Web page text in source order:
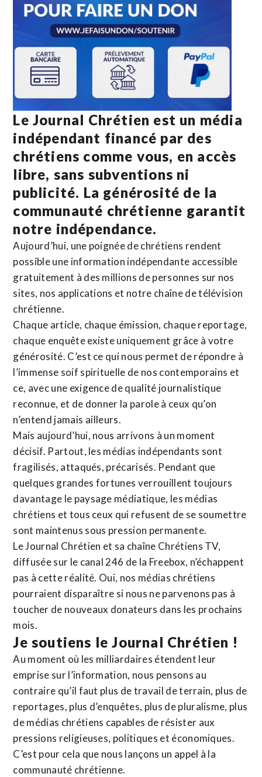
Le Journal Chrétien est un média
indépendant financé par des
chrétiens comme vous, en accès
libre, sans subventions ni
publicité. La générosité de la
communauté chrétienne garantit
notre indépendance.
Aujourd’hui, une poignée de chrétiens rendent
possible une information indépendante accessible
gratuitement à des millions de personnes sur nos
sites, nos applications et notre chaîne de télévision
chrétienne.
Chaque article, chaque émission, chaque reportage,
chaque enquête existe uniquement grâce à votre
générosité. C’est ce qui nous permet de répondre à
l’immense soif spirituelle de nos contemporains et
ce, avec une exigence de qualité journalistique
reconnue, et de donner la parole à ceux qu’on
n’entend jamais ailleurs.
Mais aujourd’hui, nous arrivons à un moment
décisif. Partout, les médias indépendants sont
fragilisés, attaqués, précarisés. Pendant que
quelques grandes fortunes verrouillent toujours
davantage le paysage médiatique, les médias
chrétiens et tous ceux qui refusent de se soumettre
sont maintenus sous pression permanente.
Le Journal Chrétien et sa chaîne Chrétiens TV,
diffusée sur le canal 246 de la Freebox, n’échappent
pas à cette réalité. Oui, nos médias chrétiens
pourraient disparaître si nous ne parvenons pas à
toucher de nouveaux donateurs dans les prochains
mois.
Je soutiens le Journal Chrétien !
Au moment où les milliardaires étendent leur
emprise sur l’information, nous pensons au
contraire qu’il faut plus de travail de terrain, plus de
reportages, plus d’enquêtes, plus de pluralisme, plus
de médias chrétiens capables de résister aux
pressions religieuses, politiques et économiques.
C’est pour cela que nous lançons un appel à la
communauté chrétienne.